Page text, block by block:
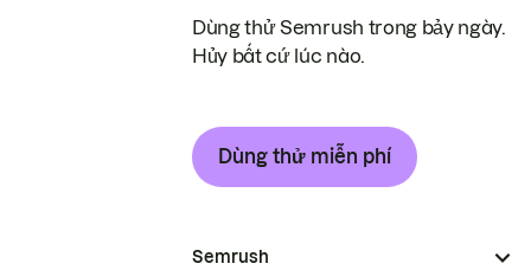
Dùng thử Semrush trong bảy ngày.
Hủy bất cứ lúc nào.
Dùng thử miễn phí
Semrush